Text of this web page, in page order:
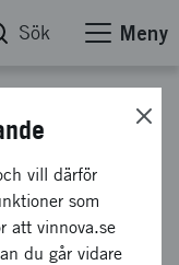
Sök Meny
och
vill därför
som
att vinnova.se
du går vidare